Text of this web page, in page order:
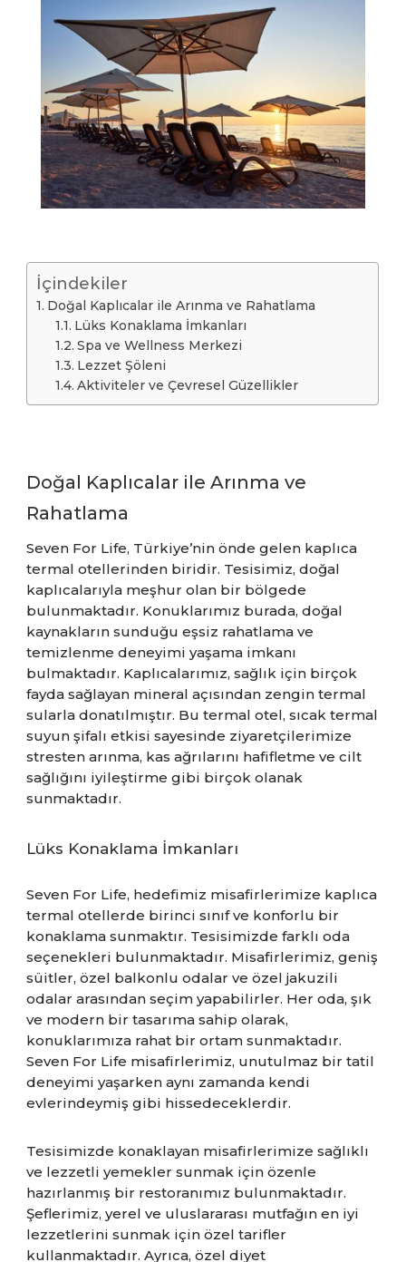
İçindekiler
Doğal Kaplıcalar ile Arınma ve Rahatlama
Lüks Konaklama İmkanları
Spa ve Wellness Merkezi
Lezzet Şöleni
Aktiviteler ve Çevresel Güzellikler
Doğal Kaplıcalar ile Arınma ve
Rahatlama
Seven For Life, Türkiye’nin önde gelen kaplıca
termal otellerinden biridir. Tesisimiz, doğal
kaplıcalarıyla meşhur olan bir bölgede
bulunmaktadır. Konuklarımız burada, doğal
kaynakların sunduğu eşsiz rahatlama ve
temizlenme deneyimi yaşama imkanı
bulmaktadır. Kaplıcalarımız, sağlık için birçok
fayda sağlayan mineral açısından zengin termal
sularla donatılmıştır. Bu termal otel, sıcak termal
suyun şifalı etkisi sayesinde ziyaretçilerimize
stresten arınma, kas ağrılarını hafifletme ve cilt
sağlığını iyileştirme gibi birçok olanak
sunmaktadır.
Lüks Konaklama İmkanları
Seven For Life, hedefimiz misafirlerimize kaplıca
termal otellerde birinci sınıf ve konforlu bir
konaklama sunmaktır. Tesisimizde farklı oda
seçenekleri bulunmaktadır. Misafirlerimiz, geniş
süitler, özel balkonlu odalar ve özel jakuzili
odalar arasından seçim yapabilirler. Her oda, şık
ve modern bir tasarıma sahip olarak,
konuklarımıza rahat bir ortam sunmaktadır.
Seven For Life misafirlerimiz, unutulmaz bir tatil
deneyimi yaşarken aynı zamanda kendi
evlerindeymiş gibi hissedeceklerdir.
Tesisimizde konaklayan misafirlerimize sağlıklı
ve lezzetli yemekler sunmak için özenle
hazırlanmış bir restoranımız bulunmaktadır.
Şeflerimiz, yerel ve uluslararası mutfağın en iyi
lezzetlerini sunmak için özel tarifler
kullanmaktadır. Ayrıca, özel diyet